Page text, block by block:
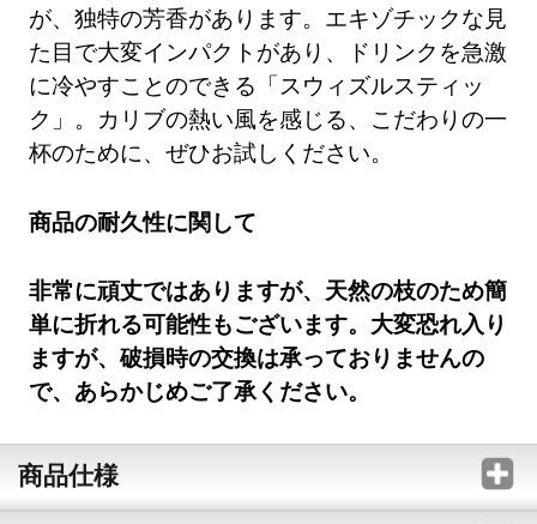
が、独特の芳香があります。エキゾチックな見
た目で大変インパクトがあり、ドリンクを急激
に冷やすことのできる「スウィズルスティッ
ク」。カリブの熱い風を感じる、こだわりの一
杯のために、ぜひお試しください。
商品の耐久性に関して
非常に頑丈ではありますが、天然の枝のため簡
単に折れる可能性もございます。大変恐れ入り
ますが、破損時の交換は承っておりませんの
で、あらかじめご了承ください。
商品仕様